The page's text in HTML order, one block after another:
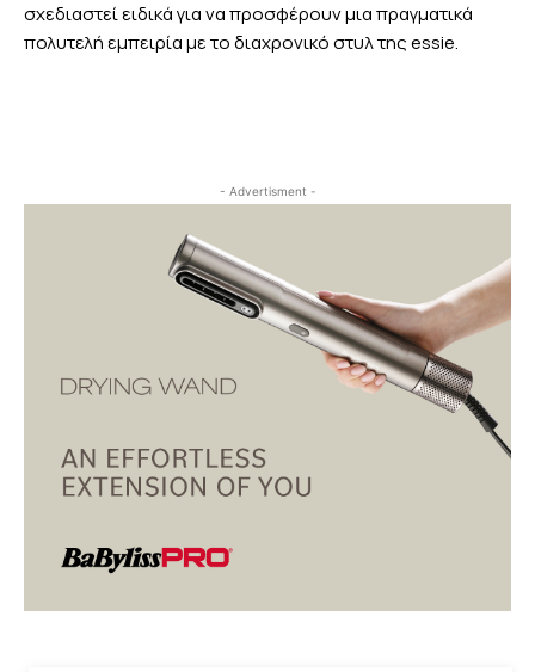
σχεδιαστεί ειδικά για να προσφέρουν μια πραγματικά
πολυτελή εμπειρία με το διαχρονικό στυλ της essie.
- Advertisment -